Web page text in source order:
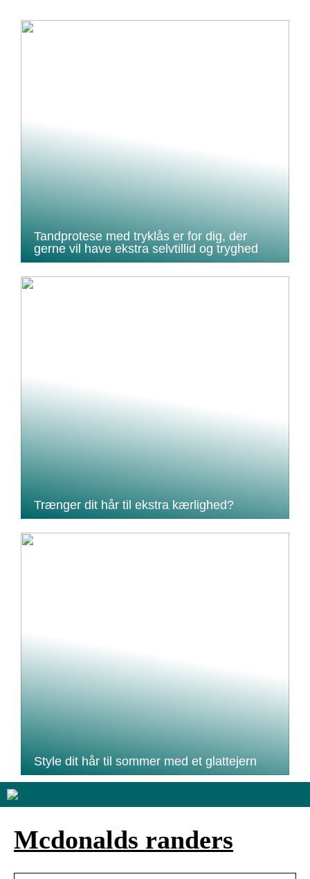
Tandprotese med tryklås er for dig, der
gerne vil have ekstra selvtillid og tryghed
Trænger dit hår til ekstra kærlighed?
Style dit hår til sommer med et glattejern
Mcdonalds randers